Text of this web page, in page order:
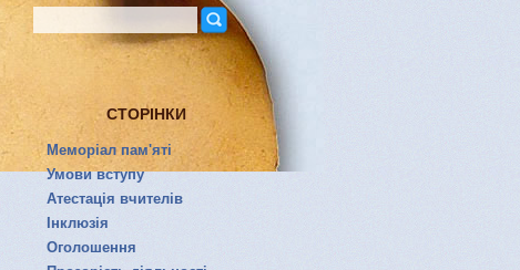
СТОРІНКИ
Меморіал пам'яті
Умови вступу
Атестація вчителів
Інклюзія
Оголошення